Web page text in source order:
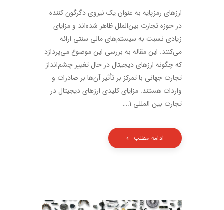
ارزهای رمزپایه به عنوان یک نیروی دگرگون کننده
در حوزه تجارت بین‌الملل ظاهر شده‌اند و مزایای
زیادی نسبت به سیستم‌های مالی سنتی ارائه
می‌کنند. این مقاله به بررسی این موضوع می‌پردازد
که چگونه ارزهای دیجیتال در حال تغییر چشم‌انداز
تجارت جهانی با تمرکز بر تأثیر آن‌ها بر صادرات و
واردات هستند. مزایای کلیدی ارزهای دیجیتال در
تجارت بین المللی 1.…
ادامه مطلب